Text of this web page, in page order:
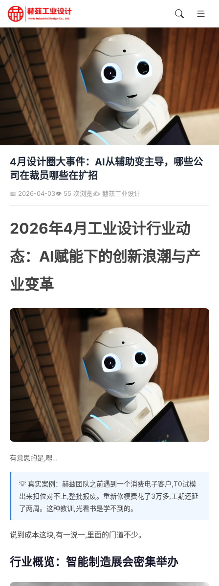
4月设计圈大事件：AI从辅助变主导，哪些公
司在裁员哪些在扩招
📅 2026-04-03👁️ 55 次浏览✍️ 赫兹工业设计
2026年4月工业设计行业动
态：AI赋能下的创新浪潮与产
业变革
有意思的是,嗯…
💡 真实案例：赫兹团队之前遇到一个消费电子客户,T0试模
出来扣位对不上,整批报废。重新修模费花了3万多,工期还延
了两周。这种教训,光看书是学不到的。
说到成本这块,有一说一,里面的门道不少。
行业概览：智能制造展会密集举办